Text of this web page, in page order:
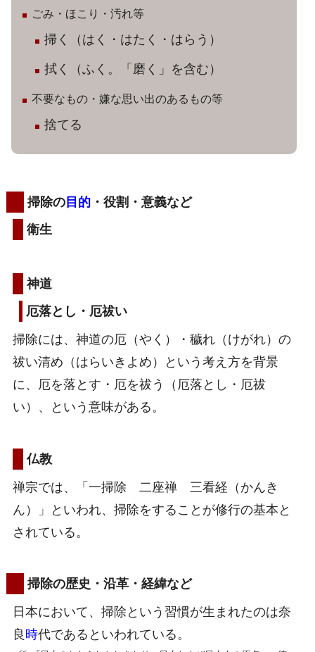
ごみ・ほこり・汚れ等
掃く（はく・はたく・はらう）
拭く（ふく。「磨く」を含む）
不要なもの・嫌な思い出のあるもの等
捨てる
掃除の目的 ・役割・意義など
衛生
神道
厄落とし・厄祓い
掃除には、神道の厄（やく）・穢れ（けがれ）の
祓い清め（はらいきよめ）という考え方を背景
に、厄を落とす・厄を祓う（厄落とし・厄祓
い）、という意味がある。
仏教
禅宗では、「一掃除 二座禅 三看経（かんき
ん）」といわれ、掃除をすることが修行の基本と
されている。
掃除の歴史・沿革・経緯など
日本において、掃除という習慣が生まれたのは奈
良時代であるといわれている。